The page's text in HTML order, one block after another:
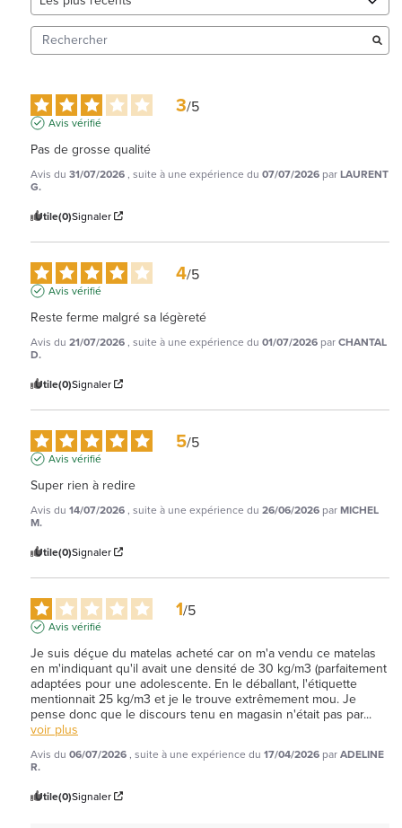
3/5
Avis vérifié
Pas de grosse qualité
Avis du 31/07/2026, suite à une expérience du 07/07/2026 parLAURENT
G.
Utile(0)Signaler
4/5
Avis vérifié
Reste ferme malgré sa légèreté
Avis du 21/07/2026, suite à une expérience du 01/07/2026 parCHANTAL
D.
Utile(0)Signaler
5/5
Avis vérifié
Super rien à redire
Avis du 14/07/2026, suite à une expérience du 26/06/2026 parMICHEL
M.
Utile(0)Signaler
1/5
Avis vérifié
Je suis déçue du matelas acheté car on m'a vendu ce matelas
en m'indiquant qu'il avait une densité de 30 kg/m3 (parfaitement
adaptées pour une adolescente. En le déballant, l'étiquette
mentionnait 25 kg/m3 et je le trouve extrêmement mou. Je
pense donc que le discours tenu en magasin n'était pas par...
voir plus
Avis du 06/07/2026, suite à une expérience du 17/04/2026 parADELINE
R.
Utile(0)Signaler